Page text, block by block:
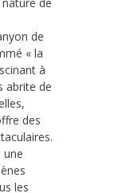
de
de
« la
à
abrite de
des
une
les